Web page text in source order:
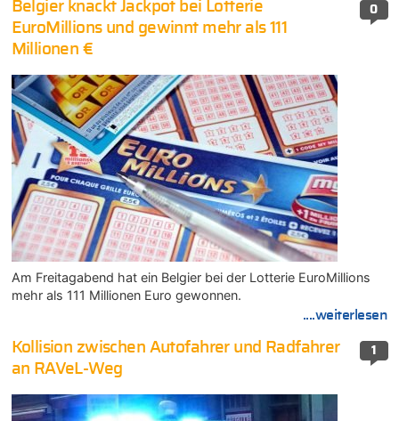
0
Belgier knackt Jackpot bei Lotterie
EuroMillions und gewinnt mehr als 111
Millionen €
Am Freitagabend hat ein Belgier bei der Lotterie EuroMillions
mehr als 111 Millionen Euro gewonnen.
....weiterlesen
1
Kollision zwischen Autofahrer und Radfahrer
an RAVeL-Weg